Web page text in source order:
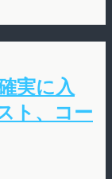
実に入
ト、コー